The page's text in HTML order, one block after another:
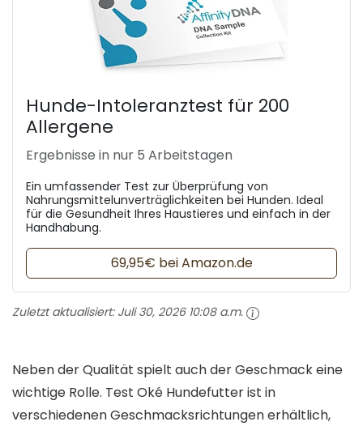
Hunde-Intoleranztest für 200
Allergene
Ergebnisse in nur 5 Arbeitstagen
Ein umfassender Test zur Überprüfung von
Nahrungsmittelunverträglichkeiten bei Hunden. Ideal
für die Gesundheit Ihres Haustieres und einfach in der
Handhabung.
69,95€ bei Amazon.de
Zuletzt aktualisiert: Juli 30, 2026 10:08 a.m.
Neben der Qualität spielt auch der Geschmack eine
wichtige Rolle. Test Oké Hundefutter ist in
verschiedenen Geschmacksrichtungen erhältlich,